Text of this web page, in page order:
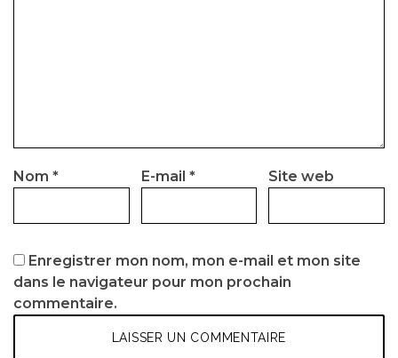
Nom * E-mail * Site web
Enregistrer mon nom, mon e-mail et mon site
dans le navigateur pour mon prochain
commentaire.